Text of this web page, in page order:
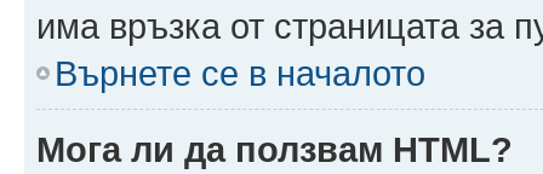
има връзка от страницата за
Върнете се в началото
Мога ли да ползвам HTML?